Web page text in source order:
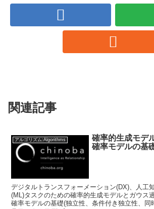
関連記事
アルゴリズム:Algorithms
確率的生成モデ
確率モデルの基
デジタルトランスフォーメーション(DX)、人工
(ML)タスクのための確率的生成モデルとガウス
確率モデルの基礎(独立性、条件付き独立性、同